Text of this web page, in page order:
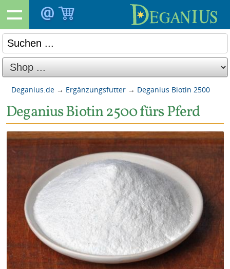
Deganius.de → Ergänzungsfutter → Deganius Biotin 2500
Deganius Biotin 2500 fürs Pferd